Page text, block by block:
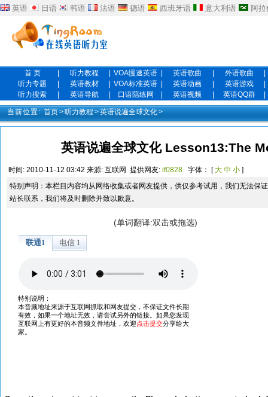
英语 日语 韩语 法语 德语 西班牙语 意大利语 阿
首 页 听力教程 VOA慢速英语 英语歌曲 外语歌曲
听力专题
英语教材 VOA标准英语 英语动画 英语游戏
听力搜索
英语导航 口语陪练网 英语视频 英语QQ群
当前位置: 首页>听力教程 >英语说遍全球文化>
英语说遍全球文化 Lesson13:The
时间: 2010-11-12 03:42 来源: 互联网 提供网友: if0828 字体： [大 中 小 ]
特别声明：本栏目内容均从网络收集或者网友提供，供仅参考试用，我们无法保
站长联系，我们将及时删除并致以歉意。
(单词翻译:双击或拖选)